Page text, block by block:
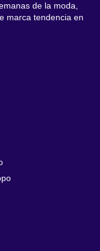
de la moda,
marca tendencia en